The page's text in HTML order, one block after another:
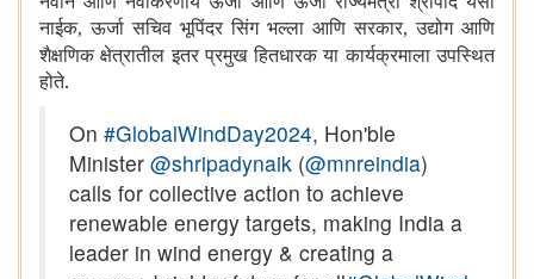
नाईक,ऊर्जा सचिव भूपिंदर सिंग भल्ला आणि सरकार,उद्योग आणि
शैक्षणिक क्षेत्रातील इतर प्रमुख हितधारक या कार्यक्रमाला उपस्थित
होते.
On #GlobalWindDay2024, Hon'ble
Minister @shripadynaik (@mnreindia)
calls for collective action to achieve
renewable energy targets, making India a
leader in wind energy & creating a